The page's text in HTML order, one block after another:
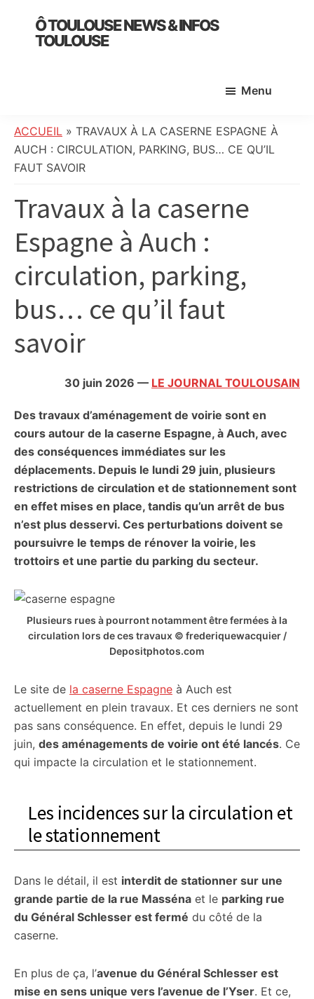
primary
Ô TOULOUSE NEWS & INFOS
TOULOUSE
:
info
locale,
culture,
politique,
météo,
faits
divers
initiatives
citoyennes
Menu
ACCUEIL » TRAVAUX À LA CASERNE ESPAGNE À
AUCH : CIRCULATION, PARKING, BUS… CE QU’IL
FAUT SAVOIR
Travaux à la caserne
Espagne à Auch :
circulation, parking,
bus… ce qu’il faut
savoir
30 juin 2026 — LE JOURNAL TOULOUSAIN
Des travaux d’aménagement de voirie sont en
cours autour de la caserne Espagne, à Auch, avec
des conséquences immédiates sur les
déplacements. Depuis le lundi 29 juin, plusieurs
restrictions de circulation et de stationnement sont
en effet mises en place, tandis qu’un arrêt de bus
n’est plus desservi. Ces perturbations doivent se
poursuivre le temps de rénover la voirie, les
trottoirs et une partie du parking du secteur.
Plusieurs rues à pourront notamment être fermées à la
circulation lors de ces travaux © frederiquewacquier /
Depositphotos.com
Le site de la caserne Espagne à Auch est
actuellement en plein travaux. Et ces derniers ne sont
pas sans conséquence. En effet, depuis le lundi 29
juin, des aménagements de voirie ont été lancés. Ce
qui impacte la circulation et le stationnement.
Les incidences sur la circulation et
le stationnement
Dans le détail, il est interdit de stationner sur une
grande partie de la rue Masséna et le parking rue
du Général Schlesser est fermé du côté de la
caserne.
En plus de ça, l’avenue du Général Schlesser est
mise en sens unique vers l’avenue de l’Yser. Et ce,